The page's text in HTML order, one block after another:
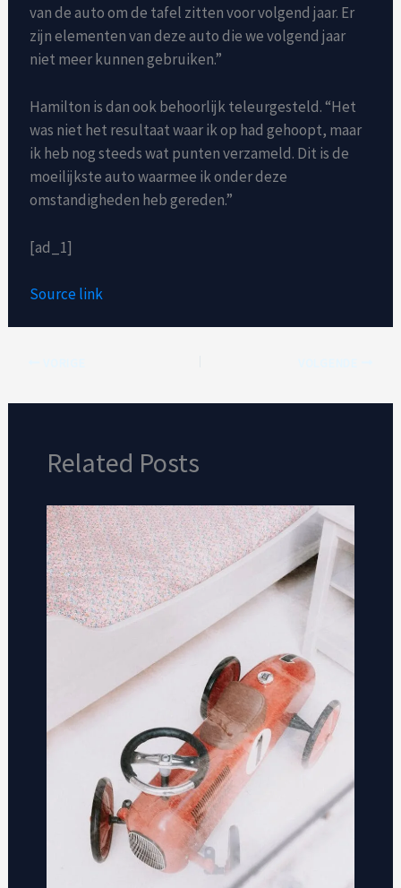
van de auto om de tafel zitten voor volgend jaar. Er
zijn elementen van deze auto die we volgend jaar
niet meer kunnen gebruiken.”
Hamilton is dan ook behoorlijk teleurgesteld. “Het
was niet het resultaat waar ik op had gehoopt, maar
ik heb nog steeds wat punten verzameld. Dit is de
moeilijkste auto waarmee ik onder deze
omstandigheden heb gereden.”
[ad_1]
Source link
Related Posts